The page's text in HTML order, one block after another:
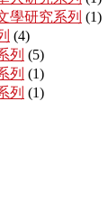
學研究系列 (1)
(4)
列 (5)
列 (1)
列 (1)